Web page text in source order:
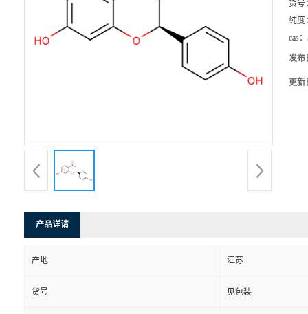
货号
纯度
cas：
发布
更新
产品详请
产地 江苏
货号 见包装